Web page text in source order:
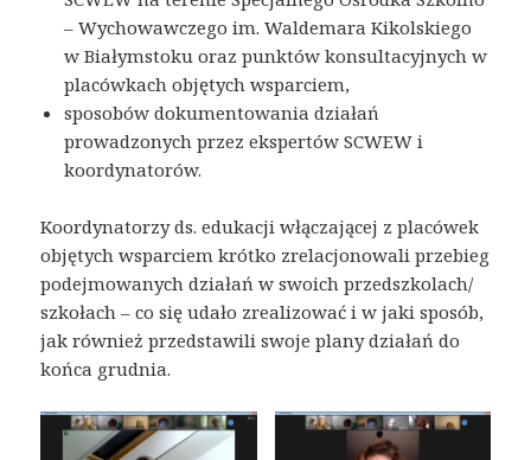
– Wychowawczego im. Waldemara Kikolskiego
w Białymstoku oraz punktów konsultacyjnych w
placówkach objętych wsparciem,
sposobów dokumentowania działań
prowadzonych przez ekspertów SCWEW i
koordynatorów.
Koordynatorzy ds. edukacji włączającej z placówek
objętych wsparciem krótko zrelacjonowali przebieg
podejmowanych działań w swoich przedszkolach/
szkołach – co się udało zrealizować i w jaki sposób,
jak również przedstawili swoje plany działań do
końca grudnia.